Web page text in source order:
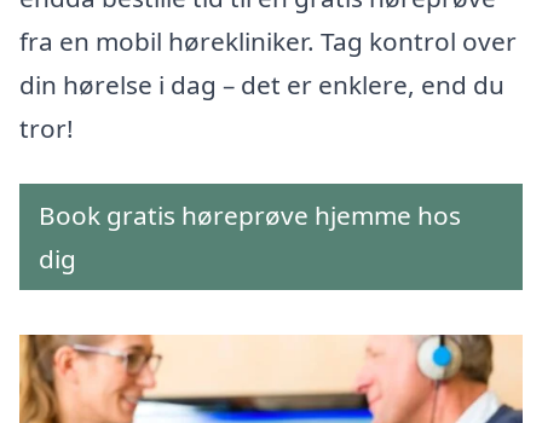
fra en mobil hørekliniker. Tag kontrol over
din hørelse i dag – det er enklere, end du
tror!
Book gratis høreprøve hjemme hos
dig